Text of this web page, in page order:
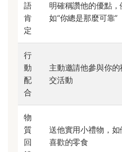
語
肯
定
明確稱讚他的優點，
如“你總是那麼可靠”
行
動
配
合
主動邀請他參與你的
交活動
物
質
回
送他實用小禮物，如
喜歡的零食